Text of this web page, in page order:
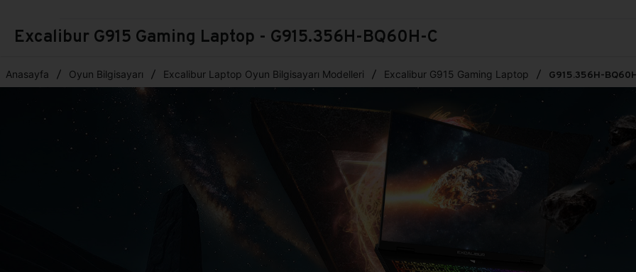
Excalibur G915 Gaming Laptop - G915.356H-BQ60H-C
Anasayfa Oyun Bilgisayarı Excalibur Laptop Oyun Bilgisayarı Modelleri Excalibur G915 Gaming Laptop G915.356H-